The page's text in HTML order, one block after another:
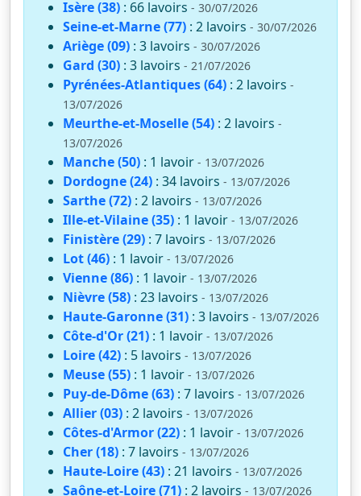
Isère (38) : 66 lavoirs - 30/07/2026
Seine-et-Marne (77) : 2 lavoirs - 30/07/2026
Ariège (09) : 3 lavoirs - 30/07/2026
Gard (30) : 3 lavoirs - 21/07/2026
Pyrénées-Atlantiques (64) : 2 lavoirs -
13/07/2026
Meurthe-et-Moselle (54) : 2 lavoirs -
13/07/2026
Manche (50) : 1 lavoir - 13/07/2026
Dordogne (24) : 34 lavoirs - 13/07/2026
Sarthe (72) : 2 lavoirs - 13/07/2026
Ille-et-Vilaine (35) : 1 lavoir - 13/07/2026
Finistère (29) : 7 lavoirs - 13/07/2026
Lot (46) : 1 lavoir - 13/07/2026
Vienne (86) : 1 lavoir - 13/07/2026
Nièvre (58) : 23 lavoirs - 13/07/2026
Haute-Garonne (31) : 3 lavoirs - 13/07/2026
Côte-d'Or (21) : 1 lavoir - 13/07/2026
Loire (42) : 5 lavoirs - 13/07/2026
Meuse (55) : 1 lavoir - 13/07/2026
Puy-de-Dôme (63) : 7 lavoirs - 13/07/2026
Allier (03) : 2 lavoirs - 13/07/2026
Côtes-d'Armor (22) : 1 lavoir - 13/07/2026
Cher (18) : 7 lavoirs - 13/07/2026
Haute-Loire (43) : 21 lavoirs - 13/07/2026
Saône-et-Loire (71) : 2 lavoirs - 13/07/2026